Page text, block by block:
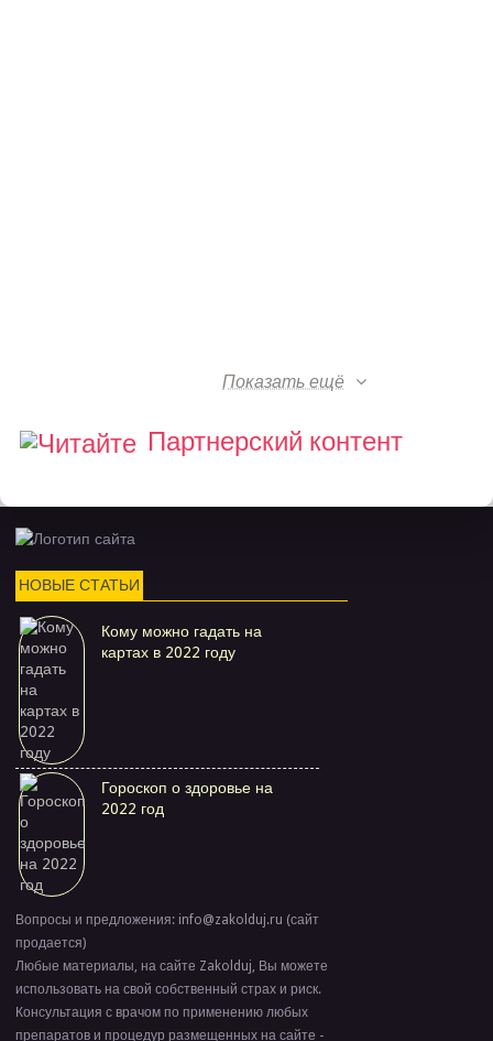
Показать ещё
Партнерский контент
НОВЫЕ СТАТЬИ
Кому можно гадать на
картах в 2022 году
Гороскоп о здоровье на
2022 год
Вопросы и предложения: info@zakolduj.ru (сайт
продается)
Любые материалы, на сайте Zakolduj, Вы можете
использовать на свой собственный страх и риск.
Консультация с врачом по применению любых
препаратов и процедур размещенных на сайте -